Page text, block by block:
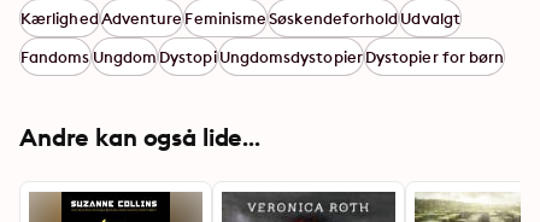
en gastkramande framtidsroman om liv och död. men
det är lika mycket en roman om vår tids television –
som är grym, rå, falsk och egentligen bara handlar om
KærlighedAdventureFeminismeSøskendeforholdUdvalgt
FandomsUngdomDystopiUngdomsdystopierDystopier for børn
Andre kan også lide...